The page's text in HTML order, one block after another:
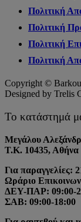
Πολιτική
Πολιτική
Πολιτική
Πολιτική
Copyright ©
Designed by Trelis
Το κατάστημά
Μεγάλου
Τ.Κ. 10435, Αθήνα
Για παραγγελίες:
Ωράριο
ΔΕΥ-ΠΑΡ: 09:00-
ΣΑΒ: 09:00-18:00